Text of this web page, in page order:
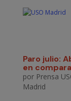
Paro julio:
en
por Prensa
Madrid